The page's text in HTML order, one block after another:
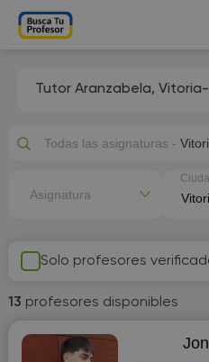
Tutor Aranzabela,
Solo profesores
13 profesores disponibles
Todas las asignaturas -
Asignatura